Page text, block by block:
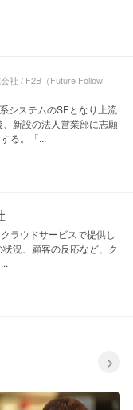
社 / F2B（Future Follow
システムのSEとなり上流
新設の法人営業部に志願
る。「...
ラウドサービスで提供し
況、顧客の反応など、ク